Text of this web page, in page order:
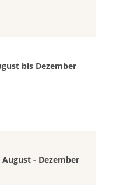
bis Dezember
- Dezember